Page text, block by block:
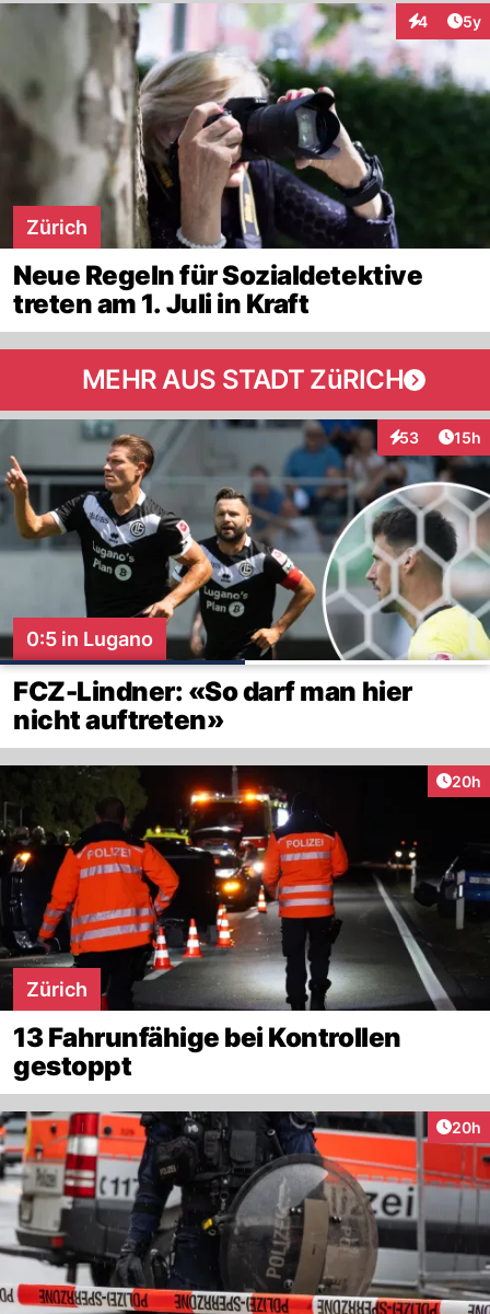
4 5y
Zürich
Neue Regeln für Sozialdetektive
treten am 1. Juli in Kraft
MEHR AUS STADT ZüRICH
53
Interaktionen
15h
0:5 in Lugano
FCZ-Lindner: «So darf man hier
nicht auftreten»
20h
Zürich
13 Fahrunfähige bei Kontrollen
gestoppt
20h